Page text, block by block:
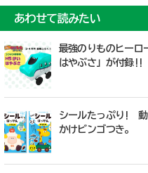
あわせて読みたい
最強のりものヒーロ
はやぶさ」が付録!!
シールたっぷり! 動
かけビンゴつき。